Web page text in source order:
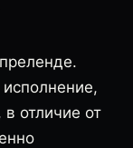
отличие от